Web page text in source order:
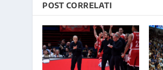
POST CORRELATI